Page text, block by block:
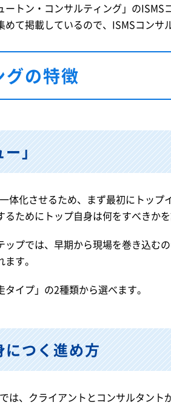
トン・コンサルティング」の
て掲載しているので、ISMSコンサ
の特徴
ー」
体化させるため、まず最初にトッ
ためにトップ自身は何をすべきかを
プでは、早期から現場を巻き込む
す。
イプ」の2種類から選べます。
につく進め方
は、クライアントとコンサルタン